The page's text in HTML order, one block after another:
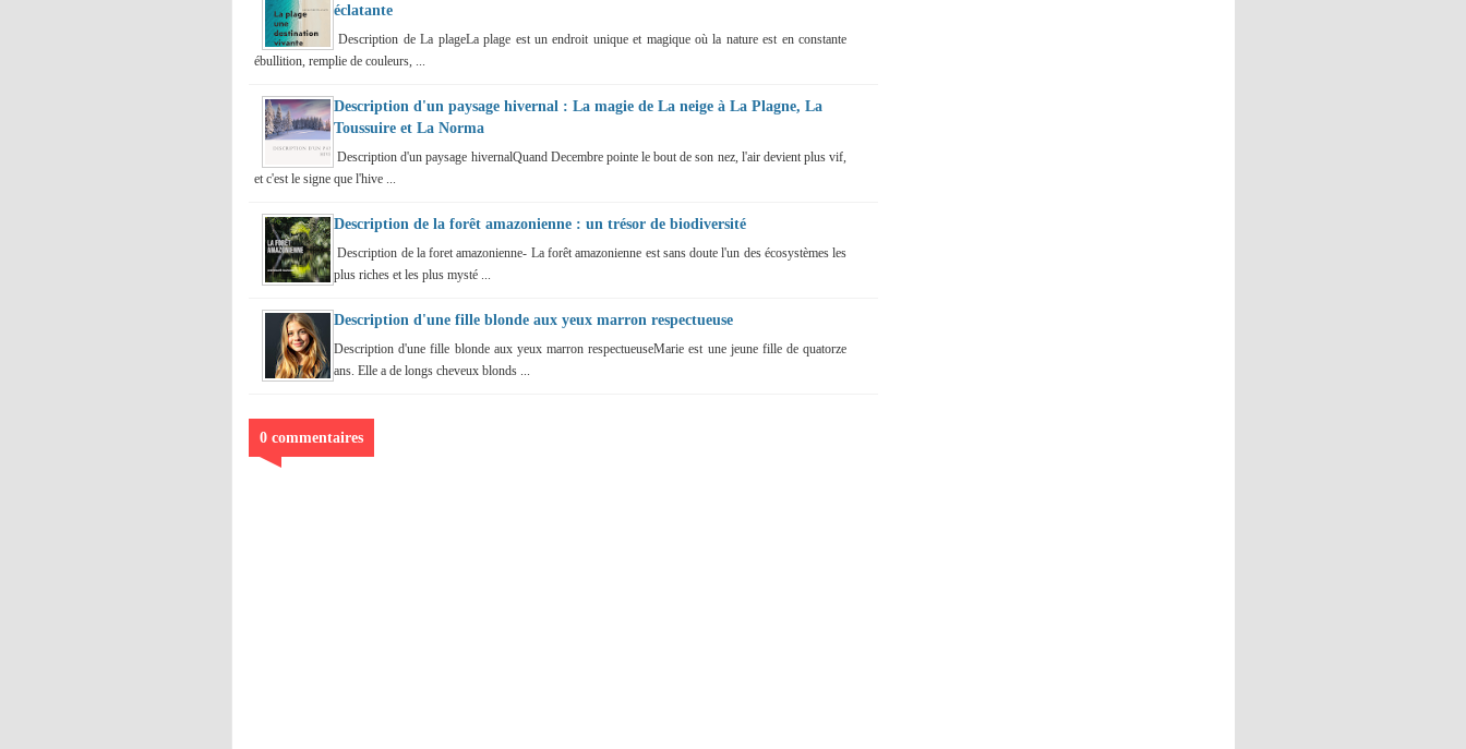
éclatante
Description de La plageLa plage est un endroit unique et magique où la nature est en constante
ébullition, remplie de couleurs, ...
Description d'un paysage hivernal : La magie de La neige à La Plagne, La
Toussuire et La Norma
Description d'un paysage hivernalQuand Decembre pointe le bout de son nez, l'air devient plus vif,
et c'est le signe que l'hive ...
Description de la forêt amazonienne : un trésor de biodiversité
Description de la foret amazonienne- La forêt amazonienne est sans doute l'un des écosystèmes les
plus riches et les plus mysté ...
Description d'une fille blonde aux yeux marron respectueuse
Description d'une fille blonde aux yeux marron respectueuseMarie est une jeune fille de quatorze
ans. Elle a de longs cheveux blonds ...
0 commentaires